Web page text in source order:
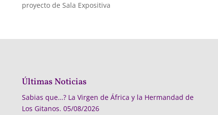
proyecto de Sala Expositiva
Últimas Noticias
Sabias que…? La Virgen de África y la Hermandad de
Los Gitanos. 05/08/2026